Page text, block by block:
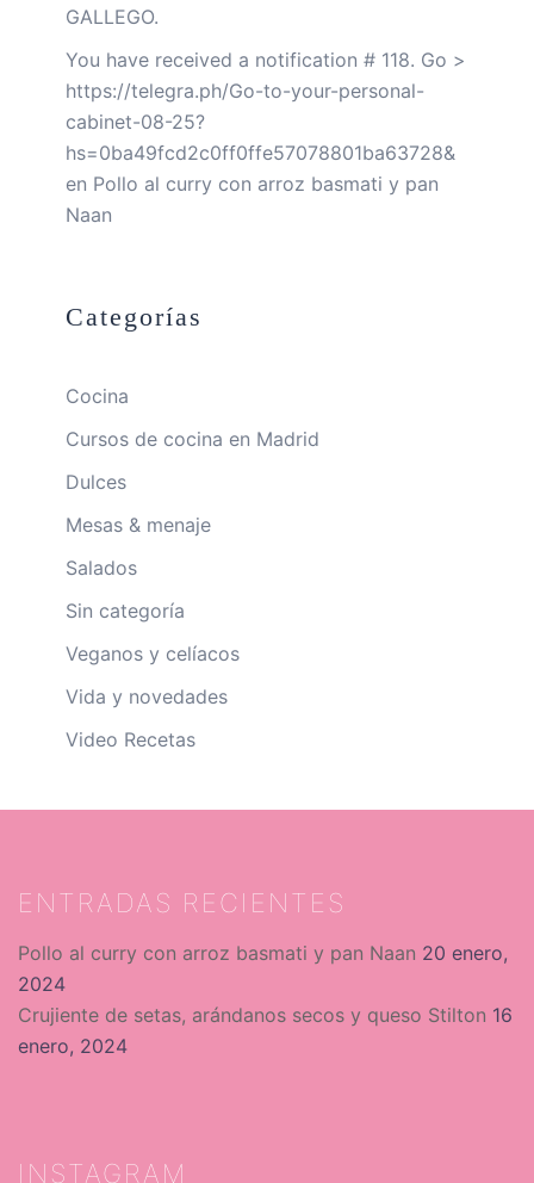
GALLEGO.
You have received a notification # 118. Go >
https://telegra.ph/Go-to-your-personal-
cabinet-08-25?
hs=0ba49fcd2c0ff0ffe57078801ba63728&
en Pollo al curry con arroz basmati y pan
Naan
Categorías
Cocina
Cursos de cocina en Madrid
Dulces
Mesas & menaje
Salados
Sin categoría
Veganos y celíacos
Vida y novedades
Video Recetas
ENTRADAS RECIENTES
Pollo al curry con arroz basmati y pan Naan 20 enero,
2024
Crujiente de setas, arándanos secos y queso Stilton 16
enero, 2024
INSTAGRAM